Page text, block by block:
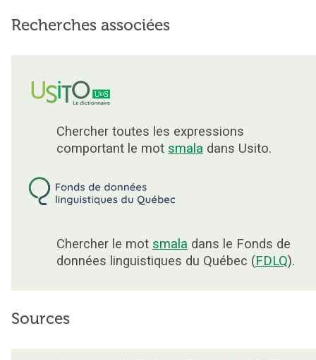
Recherches associées
Chercher toutes les expressions
comportant le mot smala dans Usito.
Chercher le mot smala dans le Fonds de
données linguistiques du Québec (FDLQ).
Sources